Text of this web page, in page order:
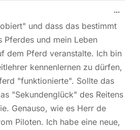
und dass das bestimmt
Pferdes und mein Leben
dem Pferd veranstalte. Ich bin
kennenlernen zu dürfen,
"funktionierte". Sollte das
"Sekundenglück" des Reitens
Genauso, wie es Herr de
Piloten. Ich habe eine neue,
...